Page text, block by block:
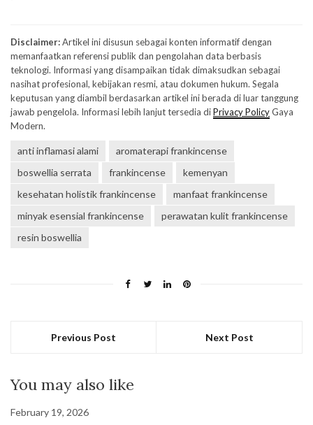
Disclaimer:Artikel ini disusun sebagai konten informatif dengan
memanfaatkan referensi publik dan pengolahan data berbasis
teknologi. Informasi yang disampaikan tidak dimaksudkan sebagai
nasihat profesional, kebijakan resmi, atau dokumen hukum. Segala
keputusan yang diambil berdasarkan artikel ini berada di luar tanggung
jawab pengelola. Informasi lebih lanjut tersedia diPrivacy PolicyGaya
Modern.
anti inflamasi alami
aromaterapi frankincense
boswellia serrata
frankincense
kemenyan
kesehatan holistik frankincense
manfaat frankincense
minyak esensial frankincense
perawatan kulit frankincense
resin boswellia
Previous Post Next Post
You may also like
February 19, 2026